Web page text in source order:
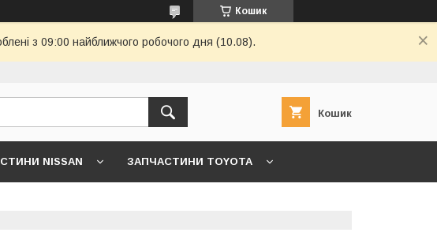
Кошик
з 09:00 найближчого робочого дня (10.08).
Кошик
NISSAN ЗАПЧАСТИНИ TOYOTA